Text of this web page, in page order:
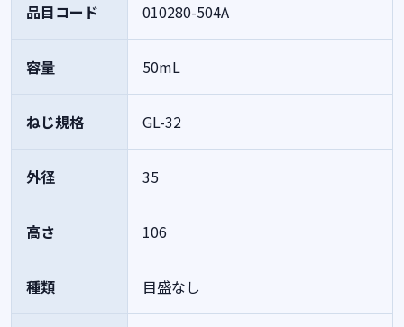
品目コード 010280-504A
容量 50mL
ねじ規格 GL-32
外径 35
高さ 106
種類 目盛なし